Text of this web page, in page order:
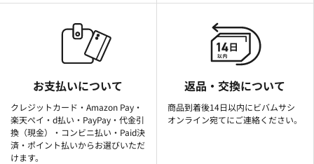
お支払いについて
クレジットカード・Amazon Pay・
楽天ぺイ・d払い・PayPay・代金引
換（現金）・コンビニ払い・Paid決
済・ポイント払いからお選びいただ
けます。
返品・交換について
商品到着後14日以内にビバムサシ
オンライン宛てにご連絡ください。